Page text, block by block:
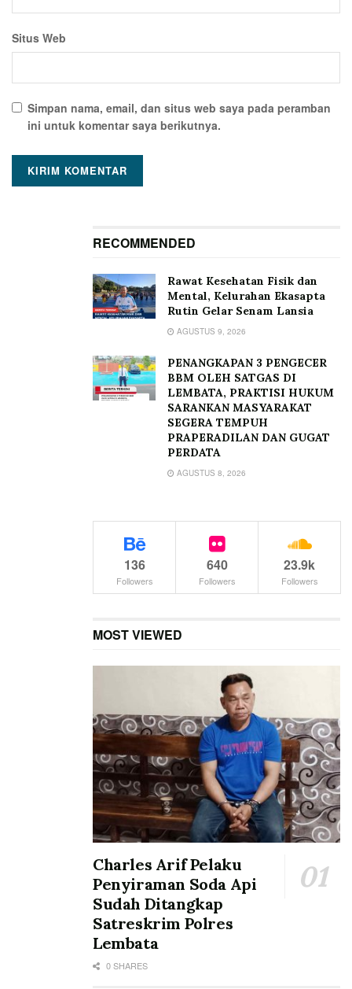
Situs Web
Simpan nama, email, dan situs web saya pada peramban
ini untuk komentar saya berikutnya.
RECOMMENDED
Rawat Kesehatan Fisik dan
Mental, Kelurahan Ekasapta
Rutin Gelar Senam Lansia
AGUSTUS 9, 2026
PENANGKAPAN 3 PENGECER
BBM OLEH SATGAS DI
LEMBATA, PRAKTISI HUKUM
SARANKAN MASYARAKAT
SEGERA TEMPUH
PRAPERADILAN DAN GUGAT
PERDATA
AGUSTUS 8, 2026
136
Followers
640
Followers
23.9k
Followers
MOST VIEWED
Charles Arif Pelaku
Penyiraman Soda Api
Sudah Ditangkap
Satreskrim Polres
Lembata
0 SHARES